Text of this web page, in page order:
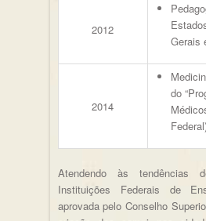
2012
Gerais
2014
do
Atendendo às tendências
Instituições Federais de
aprovada pelo Conselho